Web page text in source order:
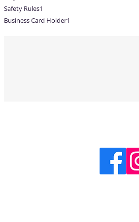
Safety Rules1
Business Card Holder1